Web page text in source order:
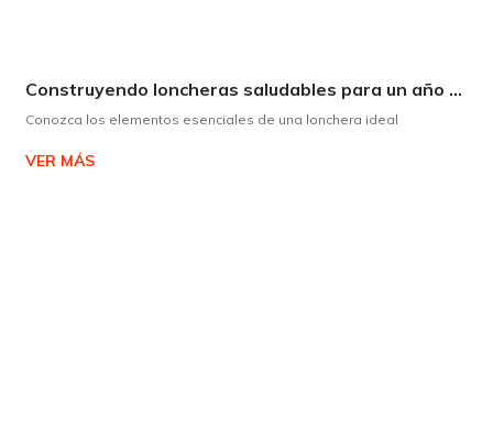
Construyendo loncheras saludables para un año escolar exitoso
Conozca los elementos esenciales de una lonchera ideal
VER MÁS